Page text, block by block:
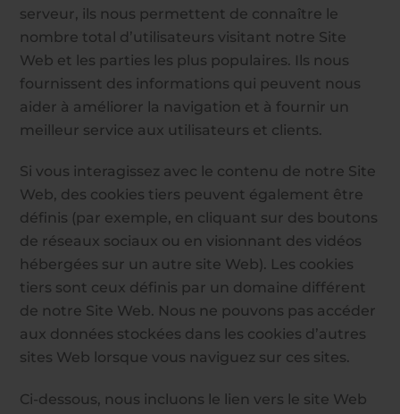
serveur, ils nous permettent de connaître le
nombre total d’utilisateurs visitant notre Site
Web et les parties les plus populaires. Ils nous
fournissent des informations qui peuvent nous
aider à améliorer la navigation et à fournir un
meilleur service aux utilisateurs et clients.
Si vous interagissez avec le contenu de notre Site
Web, des cookies tiers peuvent également être
définis (par exemple, en cliquant sur des boutons
de réseaux sociaux ou en visionnant des vidéos
hébergées sur un autre site Web). Les cookies
tiers sont ceux définis par un domaine différent
de notre Site Web. Nous ne pouvons pas accéder
aux données stockées dans les cookies d’autres
sites Web lorsque vous naviguez sur ces sites.
Ci-dessous, nous incluons le lien vers le site Web